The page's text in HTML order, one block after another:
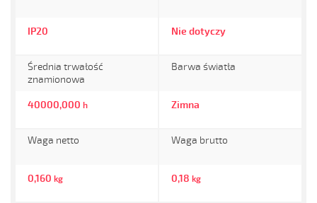
IP20 Nie dotyczy
Średnia trwałość
znamionowa
40000,000 h
Barwa światła
Zimna
Waga netto
0,160 kg
Waga brutto
0,18 kg